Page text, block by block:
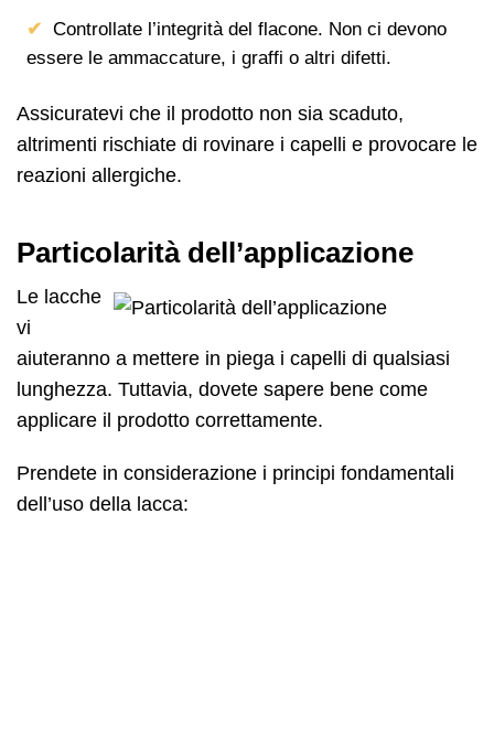
Controllate l’integrità del flacone. Non ci devono
essere le ammaccature, i graffi o altri difetti.
Assicuratevi che il prodotto non sia scaduto,
altrimenti rischiate di rovinare i capelli e provocare le
reazioni allergiche.
Particolarità dell’applicazione
Le lacche
vi
aiuteranno a mettere in piega i capelli di qualsiasi
lunghezza. Tuttavia, dovete sapere bene come
applicare il prodotto correttamente.
Prendete in considerazione i principi fondamentali
dell’uso della lacca: